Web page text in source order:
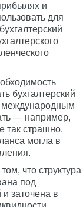
и
для
бухгалтерский
международным
— например,
так страшно,
могла в
что структура
под
заточена в